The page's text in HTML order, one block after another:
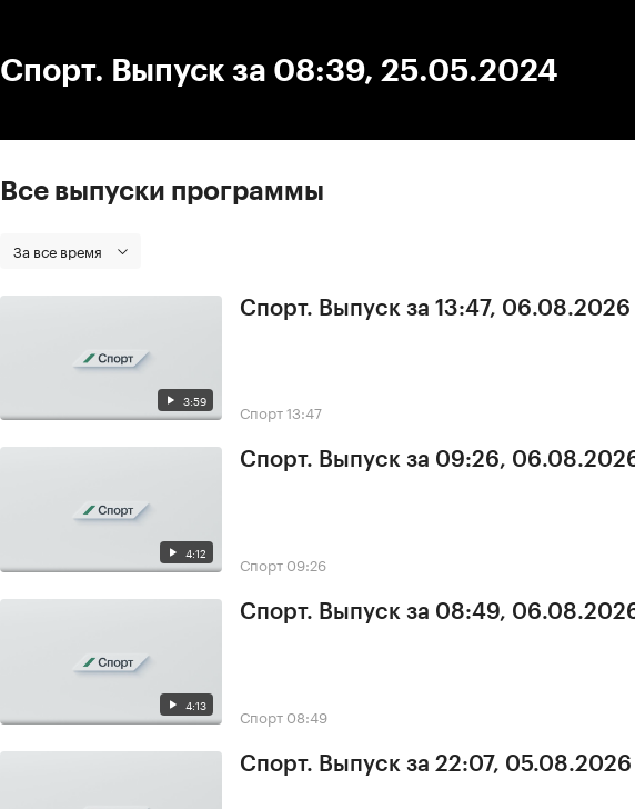
Спорт. Выпуск за 08:39, 25.05.2024
Все выпуски программы
За все время
3:59
Спорт. Выпуск за 13:47, 06.08.2026
Спорт13:47
4:12
Спорт. Выпуск за 09:26,
Спорт 09:26
4:13
Спорт. Выпуск за 08:49,
Спорт 08:49
Спорт. Выпуск за 22:07, 05.08.2026